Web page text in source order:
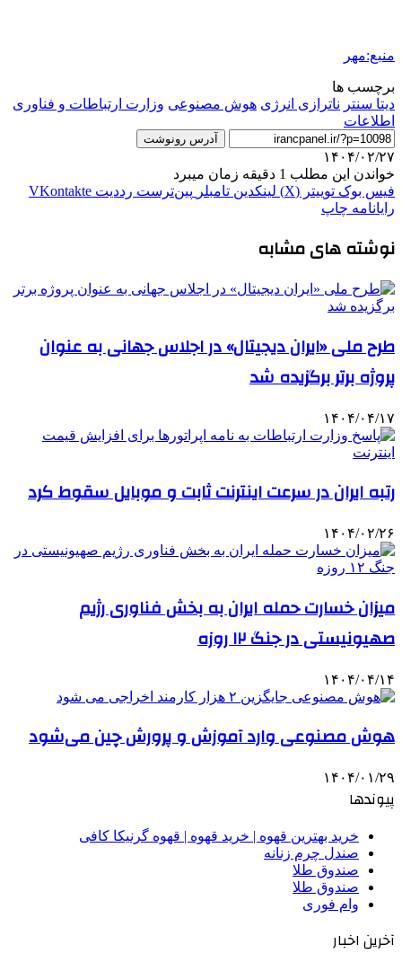
منبع:مهر
برچسب ها
دیتا سنتر ناترازی انرژی هوش مصنوعی وزارت ارتباطات و فناوری
اطلاعات
آدرس رونوشت
۱۴۰۴/۰۲/۲۷
خواندن این مطلب 1 دقیقه زمان میبرد
فیس بوک توییتر (X) لینکدین ‫تامبلر ‫پین‌ترست ‫رددیت ‫VKontakte
رایانامه چاپ
نوشته های مشابه
طرح ملی «ایران دیجیتال» در اجلاس جهانی به عنوان
پروژه برتر برگزیده شد
۱۴۰۴/۰۴/۱۷
رتبه ایران در سرعت اینترنت ثابت و موبایل سقوط کرد
۱۴۰۴/۰۲/۲۶
میزان خسارت حمله ایران به بخش فناوری رژیم
صهیونیستی در جنگ ۱۲ روزه
۱۴۰۴/۰۴/۱۴
هوش مصنوعی وارد آموزش و پرورش چین می‌شود
۱۴۰۴/۰۱/۲۹
پیوندها
خرید بهترین قهوه | خرید قهوه | قهوه گرنیکا کافی
صندل چرم زنانه
صندوق طلا
صندوق طلا
وام فوری
آخرین اخبار